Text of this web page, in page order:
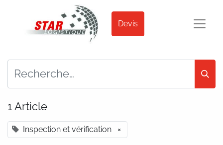
Devis
1 Article
Inspection et vérification ×